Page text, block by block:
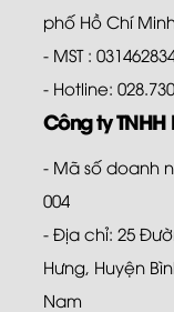
phố Hồ Chí
- MST :
- Hotline:
Công ty
- Mã số doanh
004
- Địa chỉ: 25
Hưng, Huyện
Nam